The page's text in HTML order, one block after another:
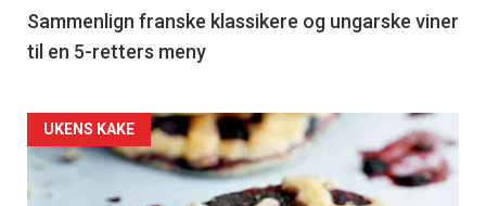
5
Sammenlign franske klassikere og ungarske viner
til en 5-retters meny
Forsiden
akkurat
UKENS KAKE